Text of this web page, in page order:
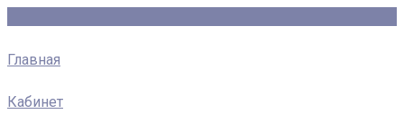
Главная
Кабинет